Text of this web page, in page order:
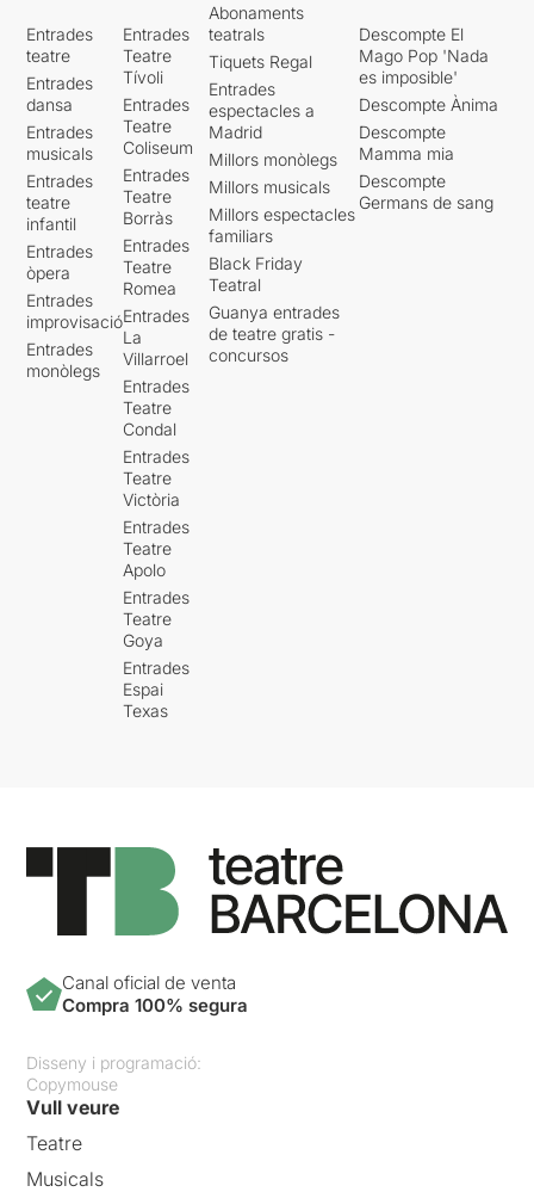
Entrades
teatre
Entrades
dansa
Entrades
musicals
Entrades
teatre
infantil
Entrades
òpera
Entrades
improvisació
Entrades
monòlegs
Entrades
Teatre
Tívoli
Entrades
Teatre
Coliseum
Entrades
Teatre
Borràs
Entrades
Teatre
Romea
Entrades
La
Villarroel
Entrades
Teatre
Condal
Entrades
Teatre
Victòria
Entrades
Teatre
Apolo
Entrades
Teatre
Goya
Entrades
Espai
Texas
Abonaments
teatrals
Tiquets Regal
Entrades
espectacles a
Madrid
Millors monòlegs
Millors musicals
Millors espectacles
familiars
Black Friday
Teatral
Guanya entrades
de teatre gratis -
concursos
Descompte El
Mago Pop 'Nada
es imposible'
Descompte Ànima
Descompte
Mamma mia
Descompte
Germans de sang
Canal oficial de venta
Compra 100% segura
Disseny i programació:
Copymouse
Vull veure
Teatre
Musicals